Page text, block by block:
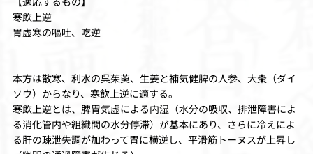
寒飲上逆
胃虚寒の嘔吐、吃逆
本方は散寒、利水の呉茱萸、生姜と補気健脾の人参、大棗（ダイ
ソウ）からなり、寒飲上逆に適する。
寒飲上逆とは、脾胃気虚による内湿（水分の吸収、排泄障害によ
る消化管内や組織間の水分停滞）が基本にあり、さらに冷えによ
る肝の疎泄失調が加わって胃に横逆し、平滑筋トーヌスが上昇し